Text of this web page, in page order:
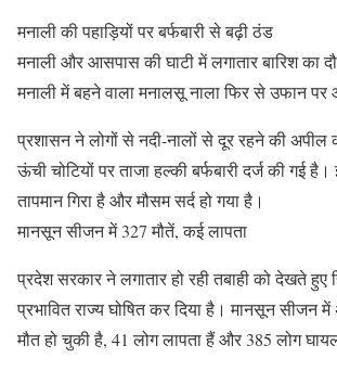
मनाली की पहाड़ियों पर बर्फबारी से बढ़ी ठंड
मनाली और आसपास की घाटी में लगातार बारिश का
मनाली में बहने वाला मनालसू नाला फिर से उफान पर
प्रशासन ने लोगों से नदी-नालों से दूर रहने की अपील
ऊंची चोटियों पर ताजा हल्की बर्फबारी दर्ज की गई
तापमान गिरा है और मौसम सर्द हो गया है।
मानसून सीजन में 327 मौतें, कई लापता
प्रदेश सरकार ने लगातार हो रही तबाही को देखते हुए
प्रभावित राज्य घोषित कर दिया है। मानसून सीजन
मौत हो चुकी है, 41 लोग लापता हैं और 385 लोग